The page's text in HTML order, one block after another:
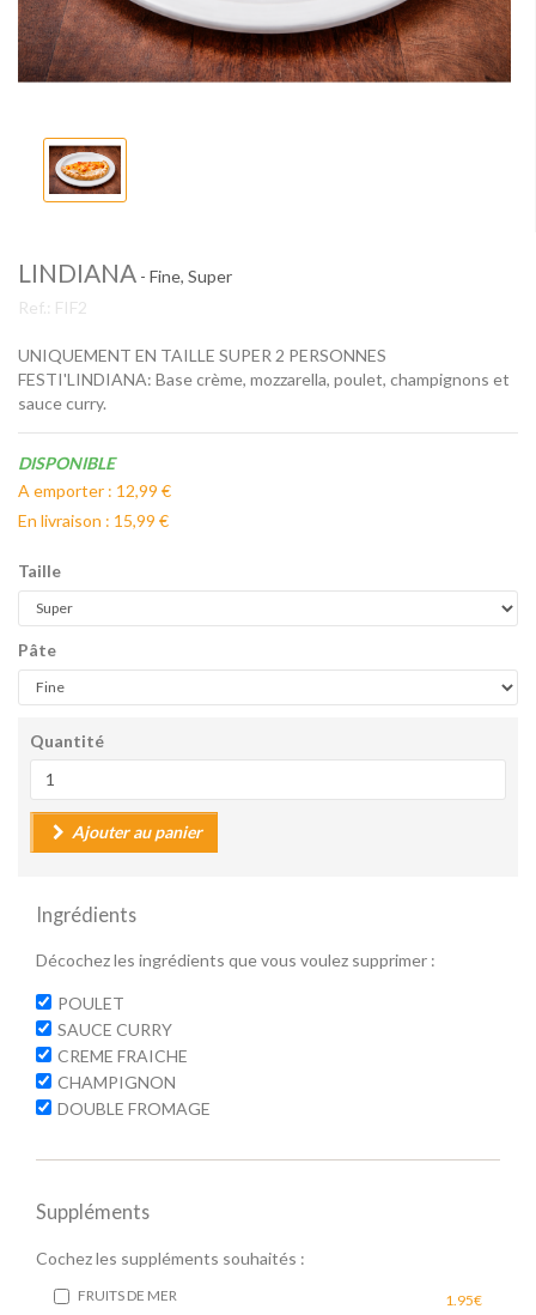
LINDIANA - Fine, Super
Ref.: FIF2
UNIQUEMENT EN TAILLE SUPER 2 PERSONNES
FESTI'LINDIANA: Base crème, mozzarella, poulet, champignons et
sauce curry.
Disponibilité:
DISPONIBLE
A emporter : 12,99 €
En livraison : 15,99 €
Taille
Pâte
Quantité
Ajouter au panier
Ingrédients
Décochez les ingrédients que vous voulez supprimer :
POULET
SAUCE CURRY
CREME FRAICHE
CHAMPIGNON
DOUBLE FROMAGE
Suppléments
Cochez les suppléments souhaités :
FRUITS DE MER
1.95€